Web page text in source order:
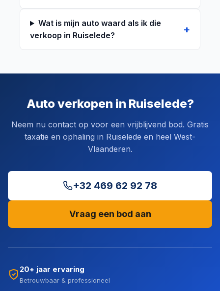
Wat is mijn auto waard als ik die
verkoop in Ruiselede?
Auto verkopen in Ruiselede?
Neem nu contact op voor een vrijblijvend bod. Gratis
taxatie en ophaling in Ruiselede en heel West-
Vlaanderen.
+32 469 62 92 78
Vraag een bod aan
20+ jaar ervaring
Betrouwbaar & professioneel